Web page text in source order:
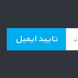
تایید ایمیل